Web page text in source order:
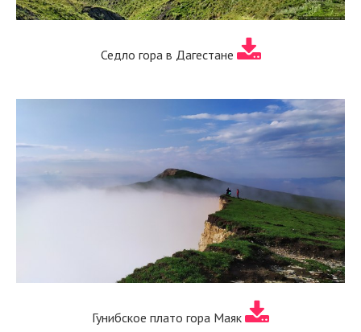
Седло гора в Дагестане
Гунибское плато гора Маяк